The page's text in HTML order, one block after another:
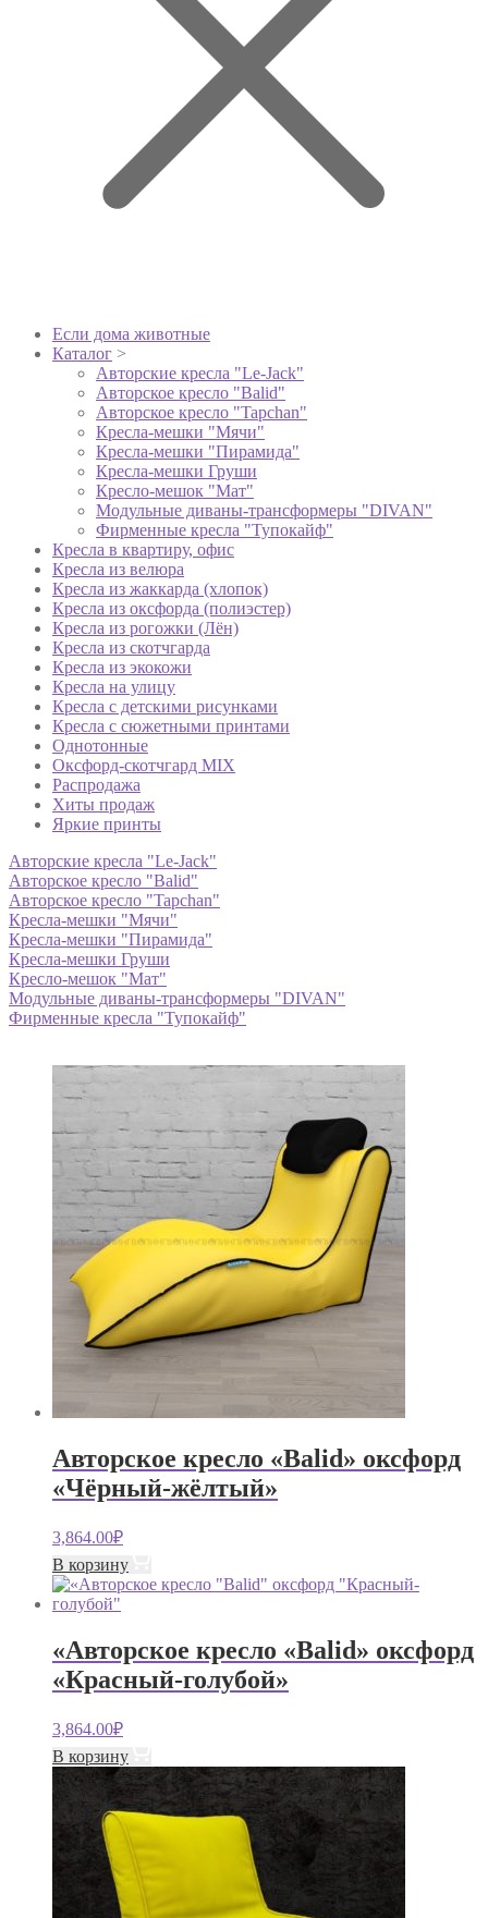
Если дома животные
Каталог >
Авторские кресла "Le-Jack"
Авторское кресло "Balid"
Авторское кресло "Tapchan"
Кресла-мешки "Мячи"
Кресла-мешки "Пирамида"
Кресла-мешки Груши
Кресло-мешок "Мат"
Модульные диваны-трансформеры "DIVAN"
Фирменные кресла "Тупокайф"
Кресла в квартиру, офис
Кресла из велюра
Кресла из жаккарда (хлопок)
Кресла из оксфорда (полиэстер)
Кресла из рогожки (Лён)
Кресла из скотчгарда
Кресла из экокожи
Кресла на улицу
Кресла с детскими рисунками
Кресла с сюжетными принтами
Однотонные
Оксфорд-скотчгард MIX
Распродажа
Хиты продаж
Яркие принты
Авторские кресла "Le-Jack"
Авторское кресло "Balid"
Авторское кресло "Tapchan"
Кресла-мешки "Мячи"
Кресла-мешки "Пирамида"
Кресла-мешки Груши
Кресло-мешок "Мат"
Модульные диваны-трансформеры "DIVAN"
Фирменные кресла "Тупокайф"
Авторское кресло «Balid» оксфорд
«Чёрный-жёлтый»
3,864.00₽
В корзину
«Авторское кресло «Balid» оксфорд
«Красный-голубой»
3,864.00₽
В корзину